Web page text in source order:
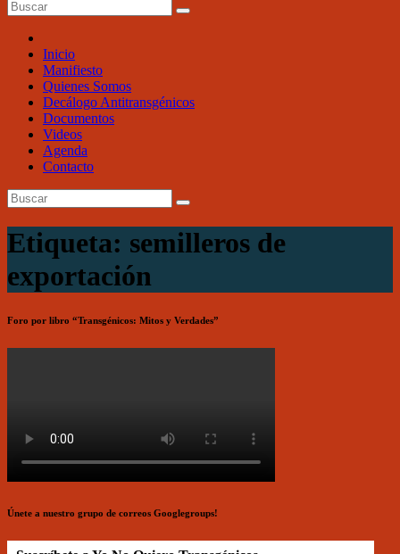
Inicio
Manifiesto
Quienes Somos
Decálogo Antitransgénicos
Documentos
Videos
Agenda
Contacto
Etiqueta: semilleros de
exportación
Foro por libro “Transgénicos: Mitos y Verdades”
Únete a nuestro grupo de correos Googlegroups!